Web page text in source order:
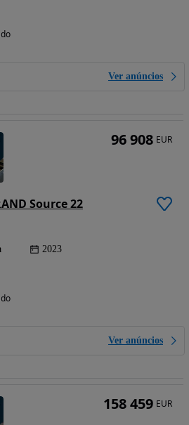
Ver anúncios
Source 22
2023
Ver anúncios
96 908 EUR
158 459 EUR